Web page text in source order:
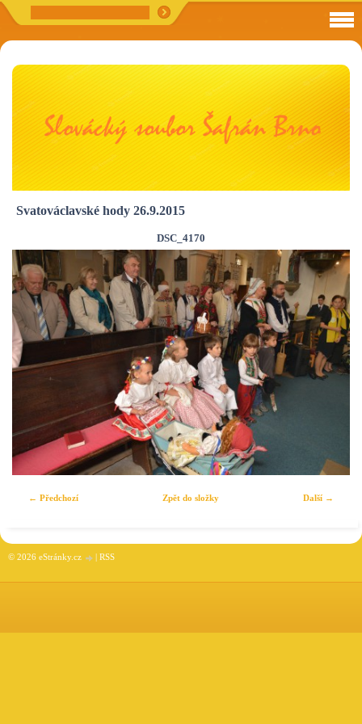
Svatováclavské hody 26.9.2015
DSC_4170
← Předchozí Další →
Zpět do složky
© 2026 eStránky.cz | RSS